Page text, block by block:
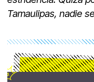
Tamaulipas, nadie